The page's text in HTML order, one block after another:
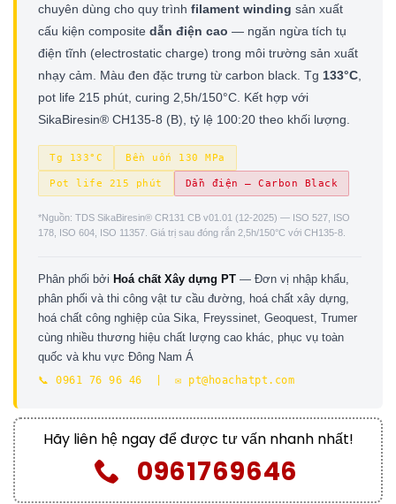
chuyên dùng cho quy trình filament winding sản xuất
cấu kiện composite dẫn điện cao — ngăn ngừa tích tụ
điện tĩnh (electrostatic charge) trong môi trường sản xuất
nhạy cảm. Màu đen đặc trưng từ carbon black. Tg 133°C
pot life 215 phút, curing 2,5h/150°C. Kết hợp với
SikaBiresin® CH135-8 (B), tỷ lệ 100:20 theo khối lượng.
Tg 133°C Bền uốn 130 MPa
Pot life 215 phút Dẫn điện — Carbon Black
*Nguồn: TDS SikaBiresin® CR131 CB v01.01 (12-2025) — ISO 527, ISO
178, ISO 604, ISO 11357. Giá trị sau đóng rắn 2,5h/150°C với CH135-8.
Phân phối bởi Hoá chất Xây dựng PT — Đơn vị nhập khẩu,
phân phối và thi công vật tư cầu đường, hoá chất xây dựng,
hoá chất công nghiệp của Sika, Freyssinet, Geoquest, Trumer
cùng nhiều thương hiệu chất lượng cao khác, phục vụ toàn
quốc và khu vực Đông Nam Á
📞 0961 76 96 46 | ✉️ pt@hoachatpt.com
Hãy liên hệ ngay để được tư vấn nhanh nhất!
0961769646